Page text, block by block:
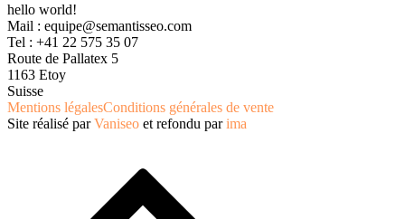
hello world!
Mail : equipe@semantisseo.com
Tel : +41 22 575 35 07
Route de Pallatex 5
1163 Etoy
Suisse
Mentions légalesConditions générales de vente
Site réalisé parVaniseo et refondu parima